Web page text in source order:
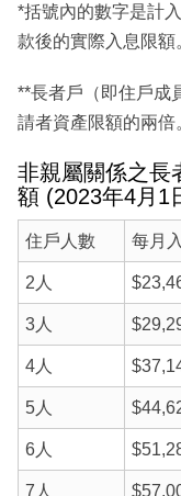
*括號內的數字是計
款後的實際入息限額
**長者戶（即住戶成
請者資產限額的兩倍
非親屬關係之長
額 (2023年4月1
住戶人數 每月
2人
3人
4人
5人
6人
7人